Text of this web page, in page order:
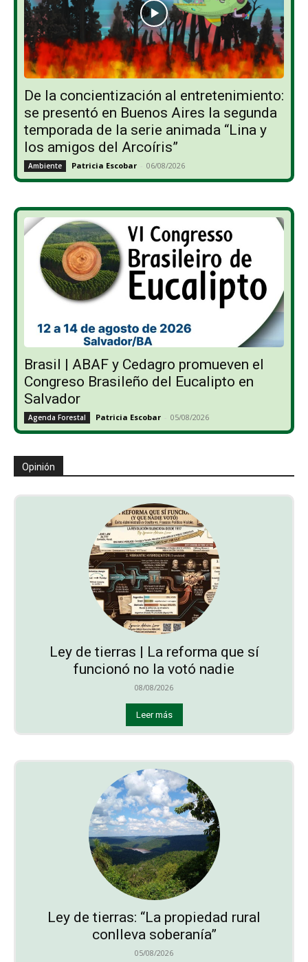
De la concientización al entretenimiento:
se presentó en Buenos Aires la segunda
temporada de la serie animada “Lina y
los amigos del Arcoíris”
Ambiente Patricia Escobar - 06/08/2026
Brasil | ABAF y Cedagro promueven el
Congreso Brasileño del Eucalipto en
Salvador
Agenda Forestal Patricia Escobar - 05/08/2026
Opinión
Ley de tierras | La reforma que sí
funcionó no la votó nadie
08/08/2026
Leer más
Ley de tierras: “La propiedad rural
conlleva soberanía”
05/08/2026